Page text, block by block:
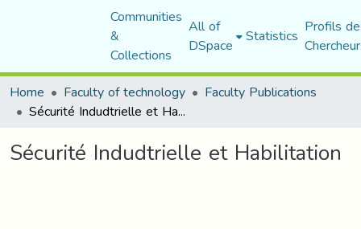
Communities
&
Collections
All of
DSpace Statistics Profils
Home
Faculty of technology Faculty Publications
Sécurité Indudtrielle et Habilitation
Sécurité Indudtrielle et Habilitation